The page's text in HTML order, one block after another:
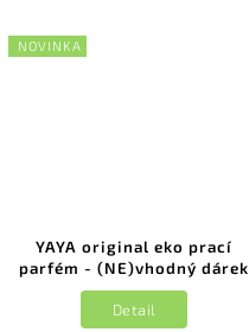
NOVINKA
YAYA original eko prací
parfém - (NE)vhodný dárek
Detail